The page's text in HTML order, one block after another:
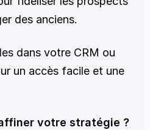
des anciens.
dans votre CRM ou
un accès facile et une
votre stratégie ?